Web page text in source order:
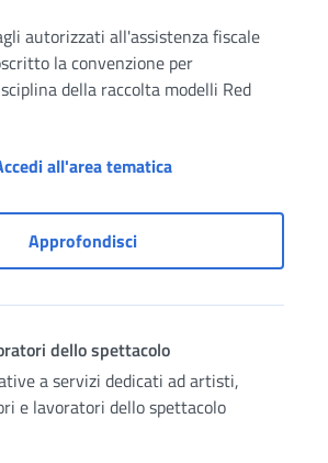
autorizzati all'assistenza fiscale
la convenzione per
della raccolta modelli Red
all'area tematicaServizi in
ApprofondisciServizi in convenzione
dello spettacolo
a servizi dedicati ad artisti,
e lavoratori dello spettacolo